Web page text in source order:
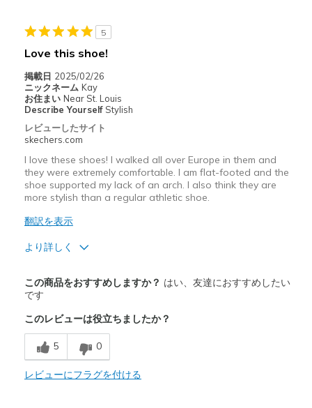
5
Love this shoe!
掲載日 2025/02/26
ニックネーム Kay
お住まい Near St. Louis
Describe Yourself Stylish
レビューしたサイト
skechers.com
I love these shoes! I walked all over Europe in them and
they were extremely comfortable. I am flat-footed and the
shoe supported my lack of an arch. I also think they are
more stylish than a regular athletic shoe.
翻訳を表示
より詳しく
Attractive Design
Breathe Well
Comfortable
Stylish
この商品をおすすめしますか？ はい、友達におすすめしたい
です
このレビューは役立ちましたか？
5 0
レビューにフラグを付ける